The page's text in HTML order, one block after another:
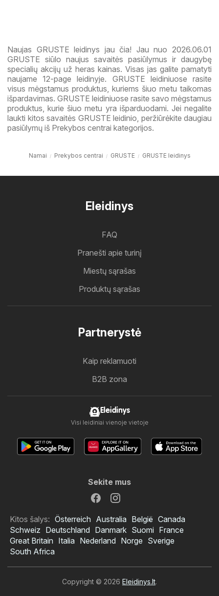
Naujas GRUSTE leidinys jau čia! Jau nuo 2026.06.01
GRUSTE siūlo naujus savaitės pasiūlymus ir daugybę
specialių akcijų už heras kainas. Visas jas galite pamatyti
naujame 12-page leidinyje. GRUSTE leidiniuose rasite
visus mėgstamus produktus, kuriems šiuo metu taikomas
išpardavimas. GRUSTE leidiniuose rasite savo mėgstamus
produktus, kurie šiuo metu yra išparduodami. Jei negalite
laukti kitos savaitės GRUSTE leidinio, peržiūrėkite daugiau
pasiūlymų iš Prekybos centrai kategorijos.
Namai Prekybos centrai GRUSTE GRUSTE leidinys
Eleidinys
FAQ
Pranešti apie turinį
Miestų sąrašas
Produktų sąrašas
Partnerystė
Kaip reklamuoti
B2B zona
Eleidinys
Visi leidiniai vienoje vietoje
Sekite mus
Kitos šalys: Österreich Australia België Canada
Schweiz Deutschland Danmark Suomi France
Great Britain Italia Nederland Norge Sverige
South Africa
Copyright © 2026 Eleidinys.lt.